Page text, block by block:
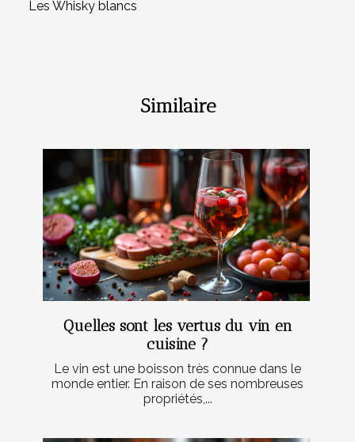
Les Whisky blancs
Similaire
Quelles sont les vertus du vin en
cuisine ?
Le vin est une boisson très connue dans le
monde entier. En raison de ses nombreuses
propriétés,...